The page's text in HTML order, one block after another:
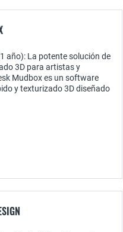
año): La potente solución de
3D para artistas y
Mudbox es un software
y texturizado 3D diseñado
artistas y diseñadores que